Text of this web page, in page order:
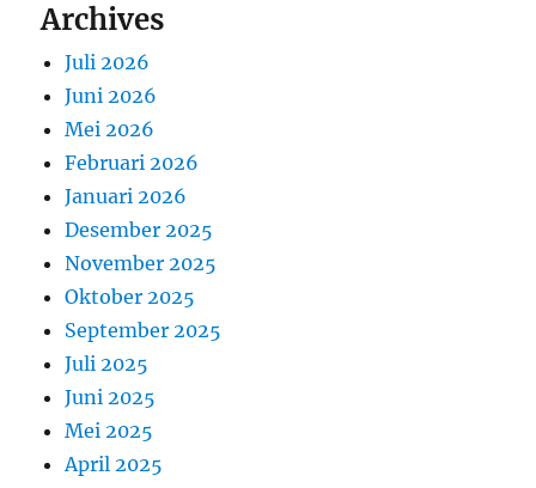
Archives
Juli 2026
Juni 2026
Mei 2026
Februari 2026
Januari 2026
Desember 2025
November 2025
Oktober 2025
September 2025
Juli 2025
Juni 2025
Mei 2025
April 2025